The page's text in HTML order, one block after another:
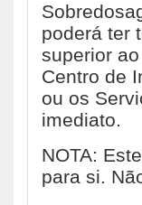
poderá ter
superior
Centro de
ou os
imediato.
NOTA:
para si.